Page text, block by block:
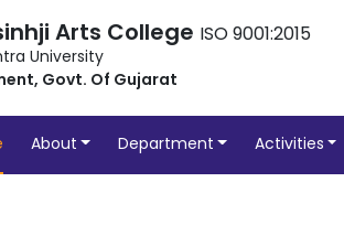
Arts College ISO 9001:2015
University
Govt. Of Gujarat
About Department Activities